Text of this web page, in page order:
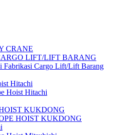
CRANE
LIFT/LIFT BARANG
Fabrikasi Cargo Lift/Lift Barang
Hitachi
Hoist Hitachi
KUKDONG
HOIST KUKDONG